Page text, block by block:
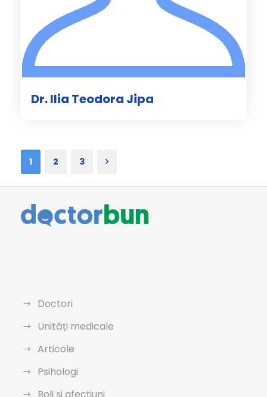
Dr. Ilia Teodora Jipa
1 2 3
Doctori
Unități medicale
Articole
Psihologi